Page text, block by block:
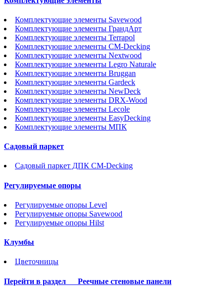
Комплектующие элементы Savewood
Комплектующие элементы ГрандАрт
Комплектующие элементы Terrapol
Комплектующие элементы CM-Decking
Комплектующие элементы Nextwood
Комплектующие элементы Legro Naturale
Комплектующие элементы Bruggan
Комплектующие элементы Gardeck
Комплектующие элементы NewDeck
Комплектующие элементы DRX-Wood
Комплектующие элементы Lecole
Комплектующие элементы EasyDecking
Комплектующие элементы МПК
Садовый паркет
Садовый паркет ДПК CM-Decking
Регулируемые опоры
Регулируемые опоры Level
Регулируемые опоры Savewood
Регулируемые опоры Hilst
Клумбы
Цветочницы
Перейти в раздел Реечные стеновые панели